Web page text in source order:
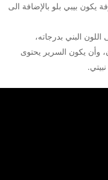
بيبي بلو بالإضافة الى
البني بدرجاته،
وأن يكون السرير يحتوى